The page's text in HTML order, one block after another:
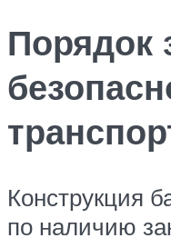
Порядок
Конструкция
по наличию